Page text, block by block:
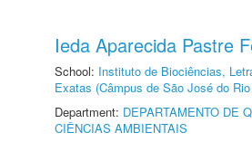
Ieda Aparecida Pastre
School: Instituto de Biociências,
Exatas (Câmpus de São José do
Department: DEPARTAMENTO DE
CIÊNCIAS AMBIENTAIS